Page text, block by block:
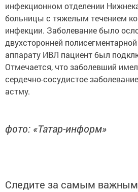
инфекционном отделении
больницы с тяжелым течением
инфекции. Заболевание было
двухсторонней
аппарату ИВЛ пациент был
Отмечается, что заболевший
сердечно-сосудистое
астму.
фото: «Татар-информ»
Следите за самым